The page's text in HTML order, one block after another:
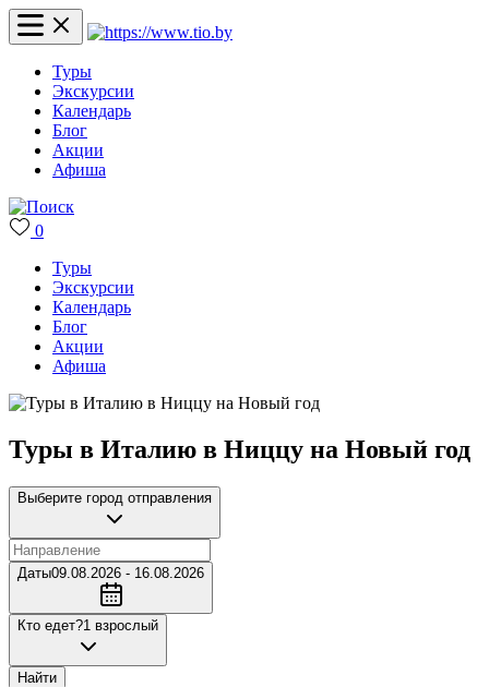
Туры
Экскурсии
Календарь
Блог
Акции
Афиша
0
Туры
Экскурсии
Календарь
Блог
Акции
Афиша
Туры в Италию в Ниццу на Новый год
Выберите город отправления
Даты09.08.2026 - 16.08.2026
Кто едет?1 взрослый
Найти